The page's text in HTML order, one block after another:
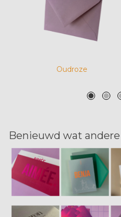
Oudroze
Benieuwd wat